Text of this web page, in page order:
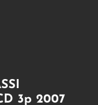
3p 2007